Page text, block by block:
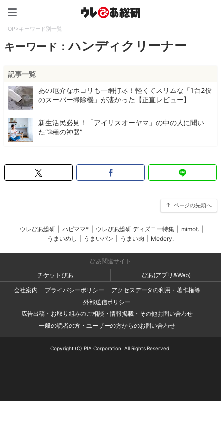
TOP>キーワード別一覧
キーワード：ハンディクリーナー
記事一覧
あの厄介なホコリも一網打尽！軽くてスリムな「1台2役
のスーパー掃除機」が凄かった【正直レビュー】
新生活民必見！「アイリスオーヤマ」の中の人に聞い
た“3種の神器”
ページの先頭へ
ウレぴあ総研 ハピママ* ウレぴあ総研 ディズニー特集 mimot.
うまいめし
うまいパン うまい肉 Medery.
ぴあ関連サイト
チケットぴあ
ぴあ(アプリ&Web)
会社案内
プライバシーポリシー
アクセスデータの利用・著作権等
外部送信ポリシー
広告出稿・お取り組みのご相談・情報掲載・その他お問い合わせ
一般の読者の方・ユーザーの方からのお問い合わせ
Copyright (C) PIA Corporation. All Rights Reserved.